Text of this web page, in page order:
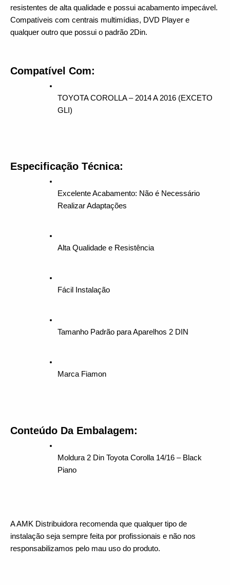
resistentes de alta qualidade e possui acabamento impecável.
Compatíveis com centrais multimídias, DVD Player e
qualquer outro que possui o padrão 2Din.
Compatível Com:
TOYOTA COROLLA – 2014 A 2016 (EXCETO
GLI)
Especificação Técnica:
Excelente Acabamento: Não é Necessário
Realizar Adaptações
Alta Qualidade e Resistência
Fácil Instalação
Tamanho Padrão para Aparelhos 2 DIN
Marca Fiamon
Conteúdo Da Embalagem:
Moldura 2 Din Toyota Corolla 14/16 – Black
Piano
A AMK Distribuidora recomenda que qualquer tipo de
instalação seja sempre feita por profissionais e não nos
responsabilizamos pelo mau uso do produto.